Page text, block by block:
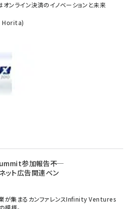
オンライン決済のイノベーションと未来
Horita)
参加報告――不
ット広告関連ベン
が集まるカンファレンスInfinity Ventures
様。